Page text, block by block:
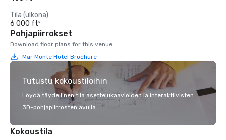
Tila (ulkona)
6 000 ft²
Pohjapiirrokset
Download floor plans for this venue.
Mar Monte Hotel Brochure
Tutustu kokoustiloihin
Löydä täydellinen tila asettelukaavioiden ja interaktiivisten
3D-pohjapiirrosten avulla.
Kokoustila